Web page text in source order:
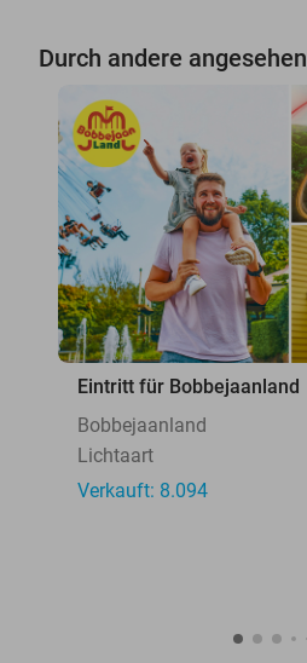
Durch andere angesehen
Eintritt für Bobbejaanland
Bobbejaanland
Lichtaart
Verkauft: 8.094